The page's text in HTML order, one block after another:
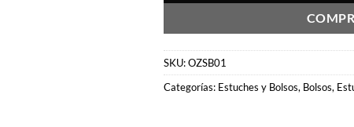
SKU:OZSB01
Categorías: Estuches y Bolsos, Bolsos,